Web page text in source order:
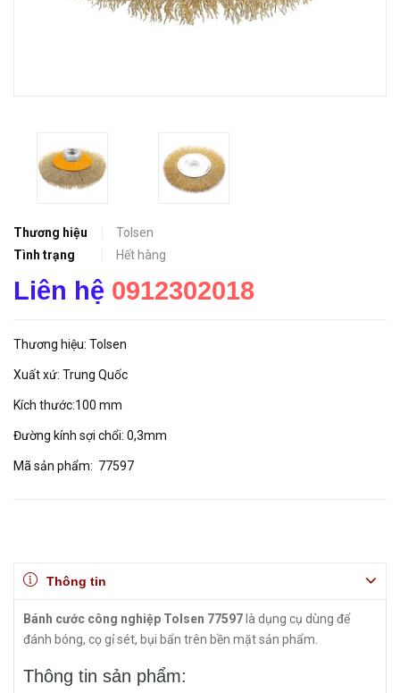
Thương hiệu
Tolsen
Tình trạng
Hết hàng
Liên hệ 0912302018
Thương hiệu: Tolsen
Xuất xứ: Trung Quốc
Kích thước:100 mm
Đường kính sợi chổi: 0,3mm
Mã sản phẩm: 77597
Thông tin
Bánh cước công nghiệp Tolsen 77597 là dụng cụ dùng để
đánh bóng, cọ gỉ sét, bụi bẩn trên bền mặt sản phẩm.
Thông tin sản phẩm: